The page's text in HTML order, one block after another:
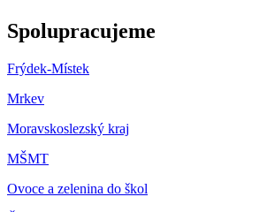
Spolupracujeme
Frýdek-Místek
Mrkev
Moravskoslezský kraj
MŠMT
Ovoce a zelenina do škol